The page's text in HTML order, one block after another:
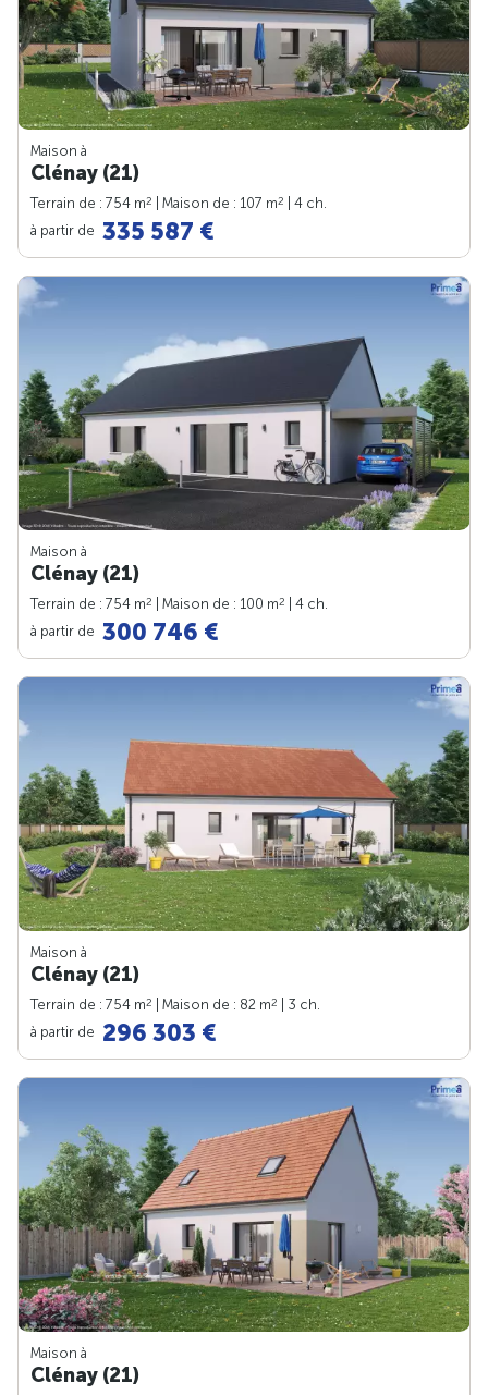
Maison à
Clénay (21)
Terrain de : 754 m2 | Maison de : 107 m2
| 4 ch.
à partir de 335 587 €
Maison à
Clénay (21)
Terrain de : 754 m2 | Maison de : 100 m2
| 4 ch.
à partir de 300 746 €
Maison à
Clénay (21)
Terrain de : 754 m2 | Maison de : 82 m2
| 3 ch.
à partir de 296 303 €
Maison à
Clénay (21)